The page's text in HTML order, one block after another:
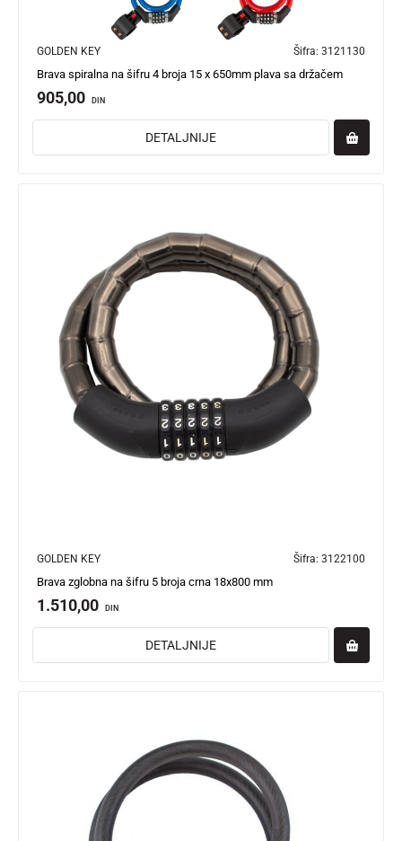
GOLDEN KEY Šifra: 3121130
Brava spiralna na šifru 4 broja 15 x 650mm plava sa držačem
905,00 DIN
DETALJNIJE
GOLDEN KEY Šifra: 3122100
Brava zglobna na šifru 5 broja crna 18x800 mm
1.510,00 DIN
DETALJNIJE